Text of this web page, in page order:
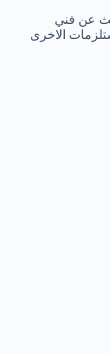
عن فني
الاخرى